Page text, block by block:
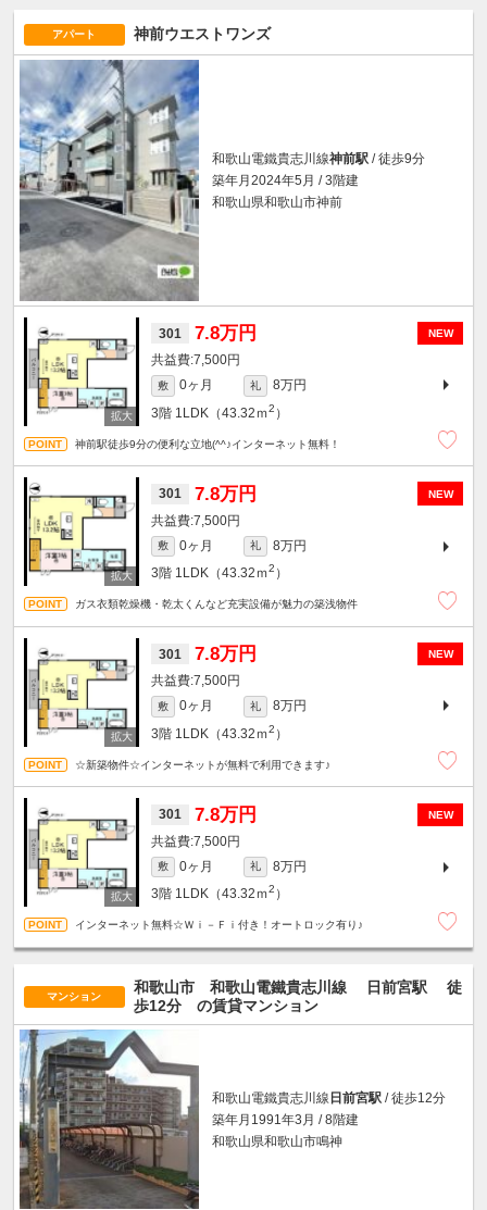
アパート 神前ウエストワンズ
和歌山電鐵貴志川線神前駅 / 徒歩9分
築年月2024年5月 / 3階建
和歌山県和歌山市神前
NEW
301 7.8万円
7,500円
敷 0ヶ月 礼
8万円
3階 1LDK（43.32ｍ2 ）
神前駅徒歩9分の便利な立地(^^♪インターネット無料！
NEW
301 7.8万円
7,500円
敷 0ヶ月 礼
8万円
3階 1LDK（43.32ｍ2 ）
ガス衣類乾燥機・乾太くんなど充実設備が魅力の築浅物件
NEW
301 7.8万円
7,500円
敷 0ヶ月 礼
8万円
3階 1LDK（43.32ｍ2 ）
☆新築物件☆インターネットが無料で利用できます♪
NEW
301 7.8万円
7,500円
敷 0ヶ月 礼
8万円
3階 1LDK（43.32ｍ2 ）
インターネット無料☆Ｗｉ－Ｆｉ付き！オートロック有り♪
マンション
和歌山市 和歌山電鐵貴志川線 日前宮駅
徒
歩12分 の賃貸マンション
和歌山電鐵貴志川線 日前宮駅 / 徒歩12分
築年月1991年3月 / 8階建
和歌山県和歌山市鳴神